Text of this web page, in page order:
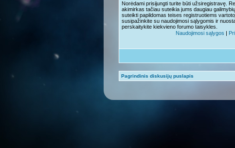
Norėdami prisijungti turite būti užsiregistravę.
akimirkas tačiau suteikia jums daugiau
suteikti papildomas teises registruotiems
susipažinkite su naudojimosi sąlygomis ir
perskaitykite kiekvieno forumo taisykles.
Naudojimosi sąlygos |
Pagrindinis diskusijų puslapis